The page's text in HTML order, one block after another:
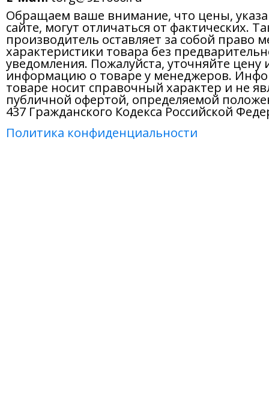
Обращаем ваше внимание, что цены,
сайте, могут отличаться от фактических.
производитель оставляет за собой право
характеристики товара без
уведомления. Пожалуйста, уточняйте цену
информацию о товаре у менеджеров.
товаре носит справочный характер и не
публичной офертой, определяемой
437 Гражданского Кодекса Российской
Политика конфиденциальности